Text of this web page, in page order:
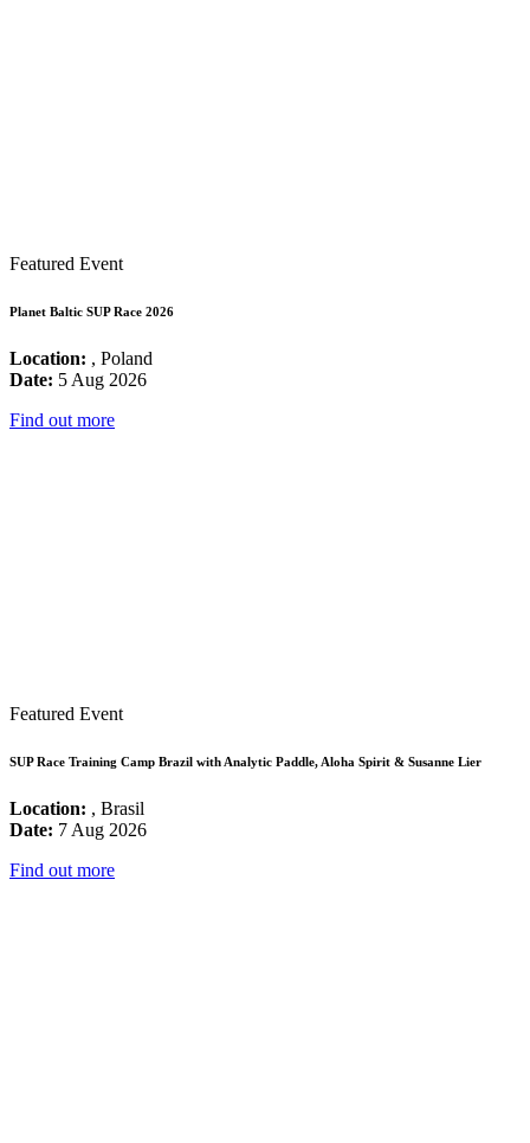
Featured Event
Planet Baltic SUP Race 2026
Location: , Poland
Date: 5 Aug 2026
Find out more
Featured Event
SUP Race Training Camp Brazil with Analytic Paddle, Aloha Spirit & Susanne Lier
Location: , Brasil
Date: 7 Aug 2026
Find out more